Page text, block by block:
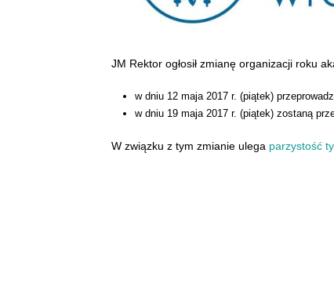
JM Rektor ogłosił zmianę organizacji roku
w dniu 12 maja 2017 r. (piątek)
w dniu 19 maja 2017 r. (piątek) zostaną
W związku z tym zmianie ulega parzystość